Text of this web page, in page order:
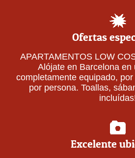
Ofertas
APARTAMENTOS LOW
Alójate en Barcelona en
completamente equipado,
por persona. Toallas,
Excelente